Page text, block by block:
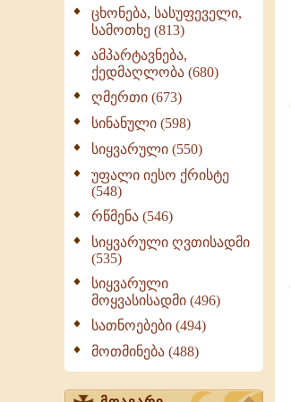
ცხონება, სასუფეველი,
სამოთხე (813)
ამპარტავნება,
ქედმაღლობა (680)
ღმერთი (673)
სინანული (598)
სიყვარული (550)
უფალი იესო ქრისტე
(548)
რწმენა (546)
სიყვარული ღვთისადმი
(535)
სიყვარული
მოყვასისადმი (496)
სათნოებები (494)
მოთმინება (488)